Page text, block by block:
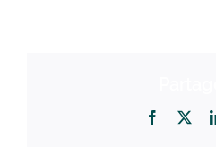
Facebook